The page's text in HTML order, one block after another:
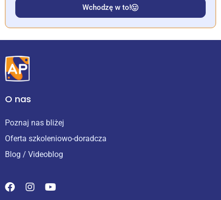
Wchodzę w to!
O nas
Poznaj nas bliżej
Oferta szkoleniowo-doradcza
Blog / Videoblog